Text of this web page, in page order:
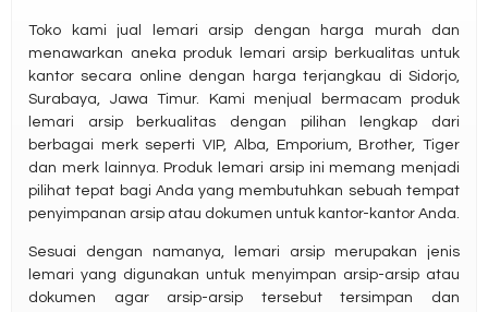
Toko kami jual lemari arsip dengan harga murah dan
menawarkan aneka produk lemari arsip berkualitas untuk
kantor secara online dengan harga terjangkau di Sidorjo,
Surabaya, Jawa Timur. Kami menjual bermacam produk
lemari arsip berkualitas dengan pilihan lengkap dari
berbagai merk seperti VIP, Alba, Emporium, Brother, Tiger
dan merk lainnya. Produk lemari arsip ini memang menjadi
pilihat tepat bagi Anda yang membutuhkan sebuah tempat
penyimpanan arsip atau dokumen untuk kantor-kantor Anda.
Sesuai dengan namanya, lemari arsip merupakan jenis
lemari yang digunakan untuk menyimpan arsip-arsip atau
dokumen agar arsip-arsip tersebut tersimpan dan